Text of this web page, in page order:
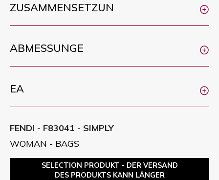
ZUSAMMENSETZUN
ABMESSUNGE
EA
FENDI - F83041 - SIMPLY
WOMAN - BAGS
SELECTION PRODUKT - DER VERSAND
DES PRODUKTS KANN LÄNGER